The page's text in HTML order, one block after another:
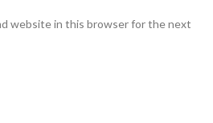
website in this browser for the next